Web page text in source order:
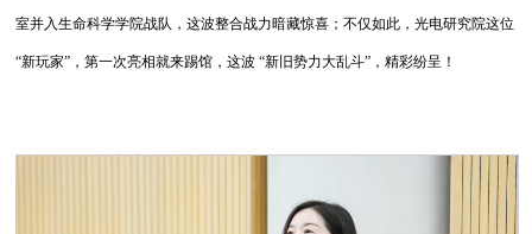
室并入生命科学学院战队，这波整合战力暗藏惊喜；不仅如此，光电研究院这位
“新玩家”，第一次亮相就来踢馆，这波 “新旧势力大乱斗”，精彩纷呈！